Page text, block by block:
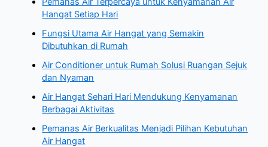
Hangat Setiap Hari
Fungsi Utama Air Hangat yang Semakin
Dibutuhkan di Rumah
Air Conditioner untuk Rumah Solusi Ruangan Sejuk
dan Nyaman
Air Hangat Sehari Hari Mendukung Kenyamanan
Berbagai Aktivitas
Pemanas Air Berkualitas Menjadi Pilihan Kebutuhan
Air Hangat